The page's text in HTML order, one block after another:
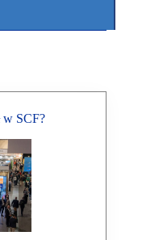
w SCF?